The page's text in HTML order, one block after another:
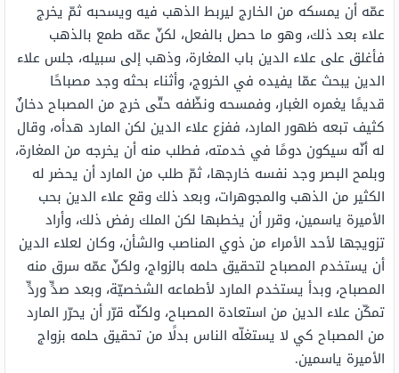
عمّه أن يمسكه من الخارج ليربط الذهب فيه ويسحبه ثمّ يخرج
علاء بعد ذلك، وهو ما حصل بالفعل، لكنّ عمّه طمع بالذهب
فأغلق على علاء الدين باب المغارة، وذهب إلى سبيله، جلس علاء
الدين يبحث عمّا يفيده في الخروج، وأثناء بحثه وجد مصباحًا
قديمًا يغمره الغبار، وفمسحه ونظّفه حتّى خرج من المصباح دخانٌ
كثيف تبعه ظهور المارد، ففزع علاء الدين لكن المارد هدأه، وقال
له أنّه سيكون دومًا في خدمته، فطلب منه أن يخرجه من المغارة،
وبلمح البصر وجد نفسه خارجها، ثمّ طلب من المارد أن يحضر له
الكثير من الذهب والمجوهرات، وبعد ذلك وقع علاء الدين بحب
الأميرة ياسمين، وقرر أن يخطبها لكن الملك رفض ذلك، وأراد
تزويجها لأحد الأمراء من ذوي المناصب والشأن، وكان لعلاء الدين
أن يستخدم المصباح لتحقيق حلمه بالزواج، ولكنّ عمّه سرق منه
المصباح، وبدأ يستخدم المارد لأطماعه الشخصيّة، وبعد صدٍّ وردٍّ
تمكّن علاء الدين من استعادة المصباح، ولكنّه قرّر أن يحرّر المارد
من المصباح كي لا يستغلّه الناس بدلًا من تحقيق حلمه بزواج
الأميرة ياسمين.